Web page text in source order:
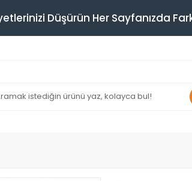
Düşürün Her Sayfanızda Fark